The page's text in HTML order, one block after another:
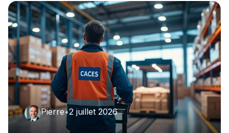
Pierre•2 juillet 2026